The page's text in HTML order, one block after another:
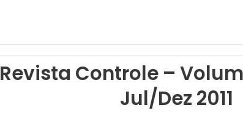
Revista Controle –
Jul/Dez 2011